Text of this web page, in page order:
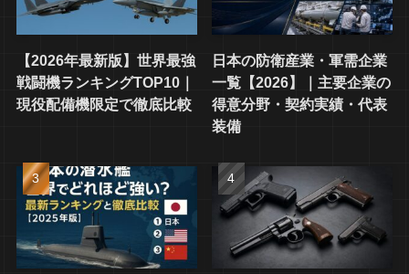
【2026年最新版】世界最強
戦闘機ランキングTOP10｜
現役配備機限定で徹底比較
日本の防衛産業・軍需企業
一覧【2026】｜主要企業の
得意分野・契約実績・代表
装備